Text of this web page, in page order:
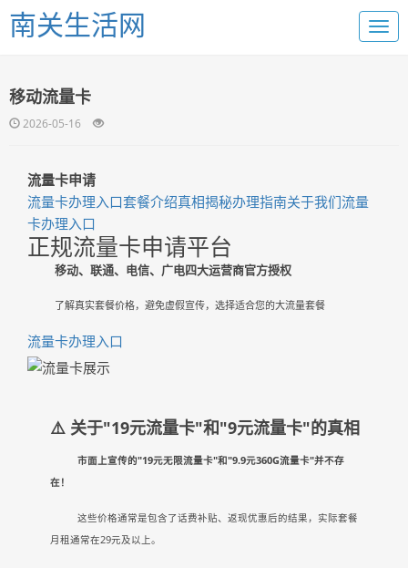
南关生活网
移动流量卡
2026-05-16
流量卡申请
流量卡办理入口套餐介绍真相揭秘办理指南关于我们流量
卡办理入口
正规流量卡申请平台
移动、联通、电信、广电四大运营商官方授权
了解真实套餐价格，避免虚假宣传，选择适合您的大流量套餐
流量卡办理入口
⚠️ 关于"19元流量卡"和"9元流量卡"的真相
市面上宣传的"19元无限流量卡"和"9.9元360G流量卡"并不存
在！
这些价格通常是包含了话费补贴、返现优惠后的结果，实际套餐
月租通常在29元及以上。